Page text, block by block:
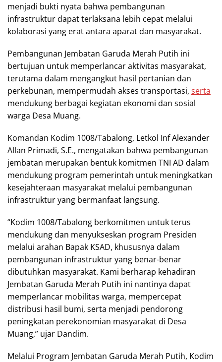
menjadi bukti nyata bahwa pembangunan
infrastruktur dapat terlaksana lebih cepat melalui
kolaborasi yang erat antara aparat dan masyarakat.
Pembangunan Jembatan Garuda Merah Putih ini
bertujuan untuk memperlancar aktivitas masyarakat,
terutama dalam mengangkut hasil pertanian dan
perkebunan, mempermudah akses transportasi, serta
mendukung berbagai kegiatan ekonomi dan sosial
warga Desa Muang.
Komandan Kodim 1008/Tabalong, Letkol Inf Alexander
Allan Primadi, S.E., mengatakan bahwa pembangunan
jembatan merupakan bentuk komitmen TNI AD dalam
mendukung program pemerintah untuk meningkatkan
kesejahteraan masyarakat melalui pembangunan
infrastruktur yang bermanfaat langsung.
“Kodim 1008/Tabalong berkomitmen untuk terus
mendukung dan menyukseskan program Presiden
melalui arahan Bapak KSAD, khususnya dalam
pembangunan infrastruktur yang benar-benar
dibutuhkan masyarakat. Kami berharap kehadiran
Jembatan Garuda Merah Putih ini nantinya dapat
memperlancar mobilitas warga, mempercepat
distribusi hasil bumi, serta menjadi pendorong
peningkatan perekonomian masyarakat di Desa
Muang,” ujar Dandim.
Melalui Program Jembatan Garuda Merah Putih, Kodim